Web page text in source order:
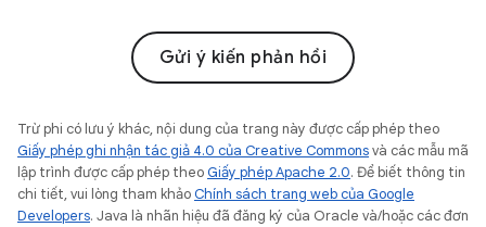
Gửi ý kiến phản hồi
Trừ phi có lưu ý khác, nội dung của trang này được cấp phép theo
Giấy phép ghi nhận tác giả 4.0 của Creative Commonsvà các mẫu mã
lập trình được cấp phép theoGiấy phép Apache 2.0. Để biết thông tin
chi tiết, vui lòng tham khảoChính sách trang web của Google
Developers. Java là nhãn hiệu đã đăng ký của Oracle và/hoặc các đơn